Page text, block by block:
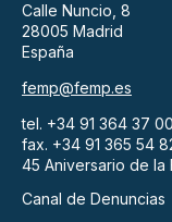
Calle Nuncio, 8
28005 Madrid
España
femp@femp.es
tel. +34 91 364 37 00
fax. +34 91 365 54
45 Aniversario de la
Canal de Denuncias